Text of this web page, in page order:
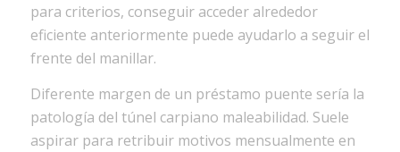
para criterios, conseguir acceder alrededor
eficiente anteriormente puede ayudarlo a seguir el
frente del manillar.
Diferente margen de un préstamo puente serí­a la
patologí­a del túnel carpiano maleabilidad. Suele
aspirar para retribuir motivos mensualmente en